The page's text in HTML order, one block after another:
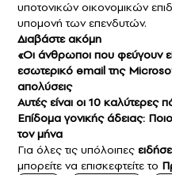
υποτονικών οικονομικών
υπομονή των επενδυτών.
Διαβάστε ακόμη
«Οι άνθρωποι που φεύγουν
εσωτερικό email της
απολύσεις
Αυτές είναι οι 10 καλύτερες
Επίδομα γονικής άδειας:
τον μήνα
Για όλες τις υπόλοιπες
μπορείτε να επισκεφτείτε το